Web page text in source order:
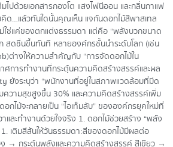
ปด้วยเอกสารกองโต แสงไฟนีออน และกลิ่นกาแฟ
ด…แล้วทันใดนั้นคุณเห็น แจกันดอกไม้สีพาสเทล
ใช่แค่ของตกแต่งธรรมดา แต่คือ “พลังบวกขนาด
ดชื่นขึ้นทันที หลายองค์กรชั้นนำระดับโลก (เช่น
ต่างให้ความสำคัญกับ “การจัดดอกไม้ใน
ศการทำงานที่กระตุ้นความคิดสร้างสรรค์และผล
ยังระบุว่า “พนักงานที่อยู่ในสภาพแวดล้อมที่มีด
ความสุขสูงขึ้น 30% และความคิดสร้างสรรค์เพิ่ม
อกไม้จะกลายเป็น “ไอเท็มลับ” ขององค์กรยุคใหม่ที่
และทำงานด้วยใจจริง 1. ดอกไม้ช่วยสร้าง “พลัง
1. เติมสีสันให้วันธรรมดา:สีของดอกไม้มีผลต่อ
→ กระตุ้นพลังและความคิดสร้างสรรค์ สีเขียว →